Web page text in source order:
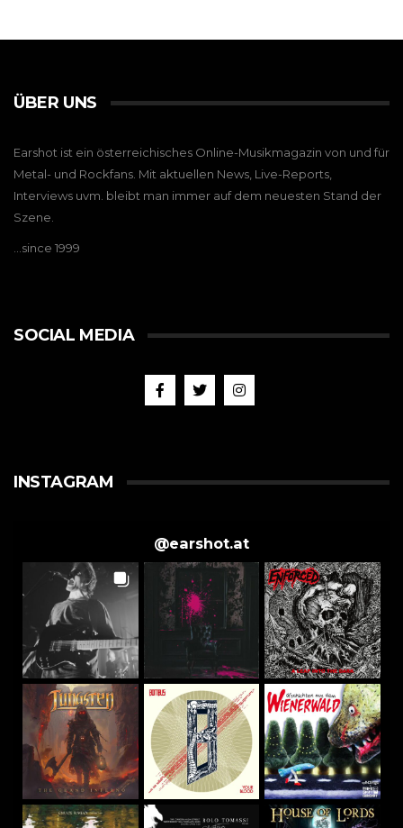
ÜBER UNS
Earshot ist ein österreichisches Online-Musikmagazin von und für
Metal- und Rockfans. Mit aktuellen News, Live-Reports,
Interviews uvm. bleibt man immer auf dem neuesten Stand der
Szene.
…since 1999
SOCIAL MEDIA
INSTAGRAM
@earshot.at